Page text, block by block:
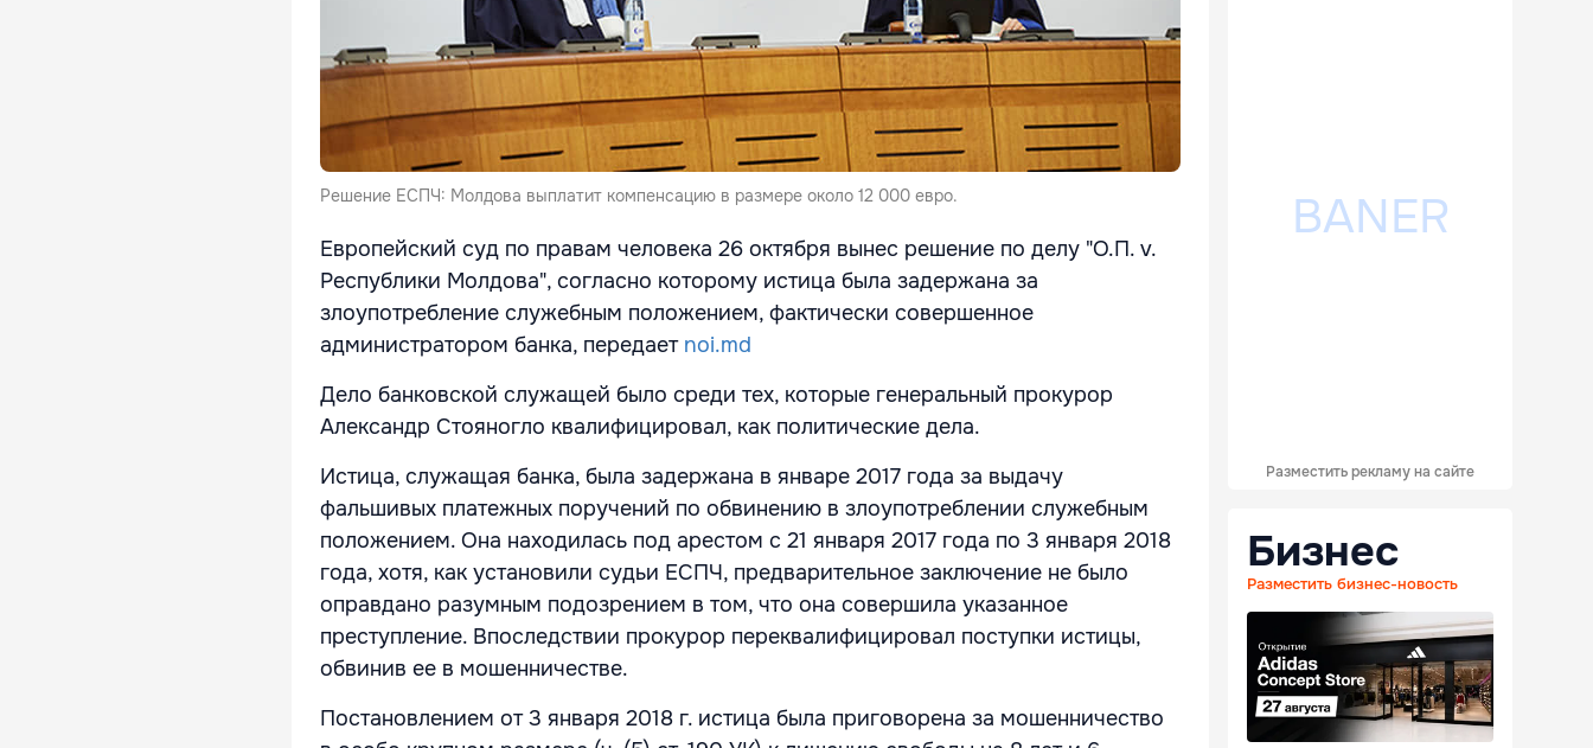
Решение ЕСПЧ: Молдова выплатит компенсацию в размере около 12 000 евро.
Европейский суд по правам человека 26 октября вынес решение по делу "О.П. v.
Республики Молдова", согласно которому истица была задержана за
злоупотребление служебным положением, фактически совершенное
администратором банка, передает noi.md
Дело банковской служащей было среди тех, которые генеральный прокурор
Александр Стояногло квалифицировал, как политические дела.
Истица, служащая банка, была задержана в январе 2017 года за выдачу
фальшивых платежных поручений по обвинению в злоупотреблении служебным
положением. Она находилась под арестом с 21 января 2017 года по 3 января 2018
года, хотя, как установили судьи ЕСПЧ, предварительное заключение не было
оправдано разумным подозрением в том, что она совершила указанное
преступление. Впоследствии прокурор переквалифицировал поступки истицы,
обвинив ее в мошенничестве.
Постановлением от 3 января 2018 г. истица была приговорена за мошенничество
Разместить рекламу на сайте
Бизнес
Разместить бизнес-новость